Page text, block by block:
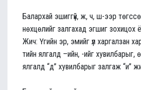
Балархай эшиггүй, ж, ч, ш-ээр
нөхцөлийг залгахад эгшиг зохицох
Жич: Үгийн эр, эмийг үл харгалзан
тийн ялгалд –ийн, -ийг хувилбарыг,
ялгалд “д” хувилбарыг залгаж “и”